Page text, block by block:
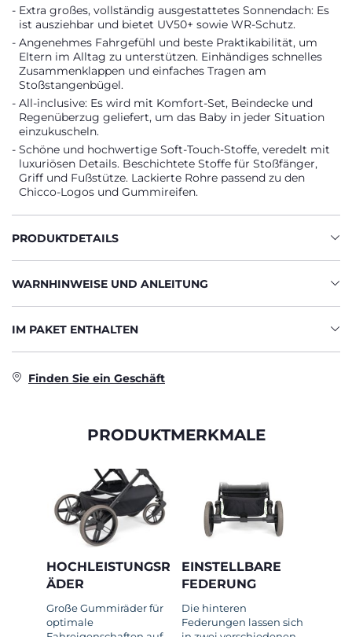
Extra großes, vollständig ausgestattetes Sonnendach: Es
ist ausziehbar und bietet UV50+ sowie WR-Schutz.
Angenehmes Fahrgefühl und beste Praktikabilität, um
Eltern im Alltag zu unterstützen. Einhändiges schnelles
Zusammenklappen und einfaches Tragen am
Stoßstangenbügel.
All-inclusive: Es wird mit Komfort-Set, Beindecke und
Regenüberzug geliefert, um das Baby in jeder Situation
einzukuscheln.
Schöne und hochwertige Soft-Touch-Stoffe, veredelt mit
luxuriösen Details. Beschichtete Stoffe für Stoßfänger,
Griff und Fußstütze. Lackierte Rohre passend zu den
Chicco-Logos und Gummireifen.
PRODUKTDETAILS
WARNHINWEISE UND ANLEITUNG
IM PAKET ENTHALTEN
Finden Sie ein Geschäft
PRODUKTMERKMALE
HOCHLEISTUNGSR
ÄDER
Große Gummiräder für
optimale
EINSTELLBARE
FEDERUNG
Die hinteren
Federungen lassen sich